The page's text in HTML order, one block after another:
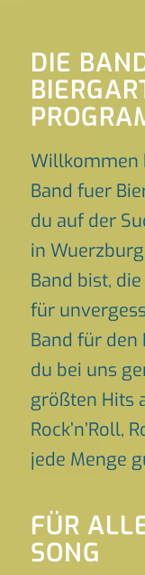
DIE
Willkommen
Band fuer
du auf der
in
Band bist,
für
Band für
du bei uns
größten Hits
Rock’n’Roll,
jede Menge
FÜR
SONG